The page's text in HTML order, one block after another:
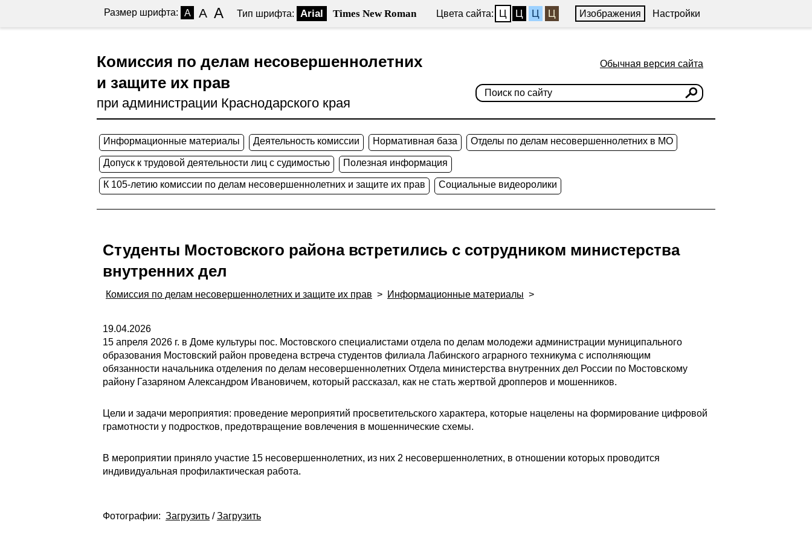
Размер шрифта: A A A Тип шрифта: Arial Times New Roman Цвета сайта: Ц Ц Ц Ц Изображения Настройки
Комиссия по делам несовершеннолетних
и защите их прав
при администрации Краснодарского края
Обычная версия сайта
Информационные материалы Деятельность комиссии Нормативная база Отделы по делам несовершеннолетних в МО
Допуск к трудовой деятельности лиц с судимостью Полезная информация
К 105-летию комиссии по делам несовершеннолетних и защите их прав Социальные видеоролики
Студенты Мостовского района встретились с сотрудником министерства
внутренних дел
Комиссия по делам несовершеннолетних и защите их прав > Информационные материалы >
19.04.2026
15 апреля 2026 г. в Доме культуры пос. Мостовского специалистами отдела по делам молодежи администрации муниципального
образования Мостовский район проведена встреча студентов филиала Лабинского аграрного техникума с исполняющим
обязанности начальника отделения по делам несовершеннолетних Отдела министерства внутренних дел России по Мостовскому
району Газаряном Александром Ивановичем, который рассказал, как не стать жертвой дропперов и мошенников.
Цели и задачи мероприятия: проведение мероприятий просветительского характера, которые нацелены на формирование цифровой
грамотности у подростков, предотвращение вовлечения в мошеннические схемы.
В мероприятии приняло участие 15 несовершеннолетних, из них 2 несовершеннолетних, в отношении которых проводится
индивидуальная профилактическая работа.
Фотографии: Загрузить /Загрузить